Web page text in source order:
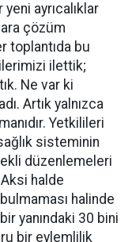
ayrıcalıklar
çözüm
toplantıda bu
ilettik;
Ne var ki
Artık yalnızca
Yetkilileri
sisteminin
düzenlemeleri
halde
halinde
yanındaki 30 bini
bir eylemlilik